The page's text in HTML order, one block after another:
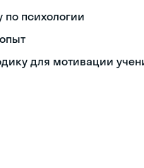
по психологии
для мотивации